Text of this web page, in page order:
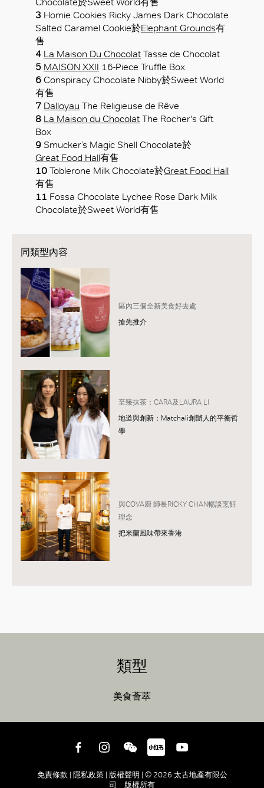
3 Homie Cookies Ricky James Dark Chocolate
Salted Caramel Cookie於Elephant Grounds有
售
4 La Maison Du Chocolat Tasse de Chocolat
5 MAISON XXII 16-Piece Truffle Box
6 Conspiracy Chocolate Nibby於Sweet World
有售
7 Dalloyau The Religieuse de Rêve
8 La Maison du Chocolat The Rocher's Gift
Box
9 Smucker’s Magic Shell Chocolate於
Great Food Hall有售
10 Toblerone Milk Chocolate於Great Food Hall
有售
11 Fossa Chocolate Lychee Rose Dark Milk
Chocolate於Sweet World有售
同類型內容
區內三個全新美食好去處
搶先推介
至臻抹茶：CARA及LAURA LI
地道與創新：Matchali創辦人的平衡哲
學
與COVA廚 師長RICKY CHAN暢談烹飪
理念
把米蘭風味帶來香港
類型
美食薈萃
免責條款 | 隱私政策 | 版權聲明 | © 2026 太古地產有限公
司 版權所有